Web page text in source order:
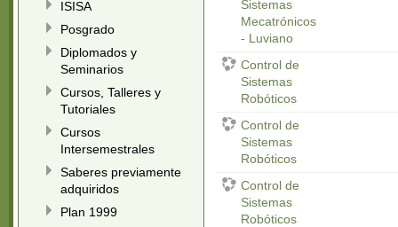
Sistemas
Mecatrónicos
- Luviano
Control de
Sistemas
Robóticos
Control de
Sistemas
Robóticos
Control de
Sistemas
Robóticos
ISISA
Posgrado
Diplomados y
Seminarios
Cursos, Talleres y
Tutoriales
Cursos
Intersemestrales
Saberes previamente
adquiridos
Plan 1999